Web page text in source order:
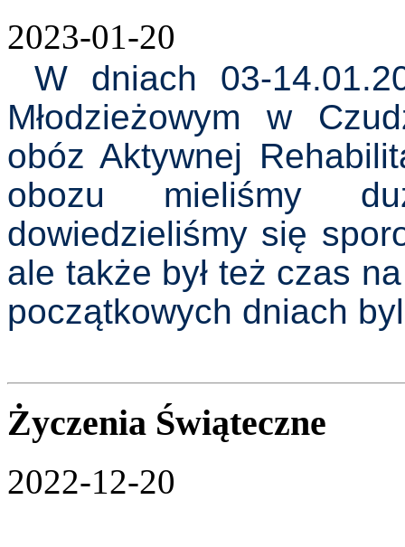
2023-01-20
W dniach 03-
Młodzieżowym w
obóz Aktywnej
obozu mieliśmy
dowiedzieliśmy się
ale także był też czas
początkowych dniach
Życzenia Świąteczne
2022-12-20